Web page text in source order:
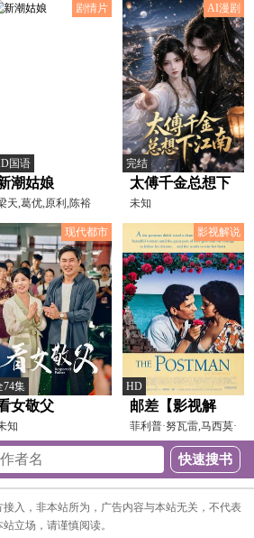
剧情片
国语
潮姑娘
天,葛优,原利,陈裕
,丁一
AI漫剧
完结
太傅千金总想下
江南
未知
现代都市
74集
女敬父
知
影视解说
HD
邮差【影视解
说】
菲利普·努瓦雷,马西莫·
特洛伊西,玛丽亚·
入，非本站所为，广告内容与本站无关，不代表
站立场，请谨慎阅读。